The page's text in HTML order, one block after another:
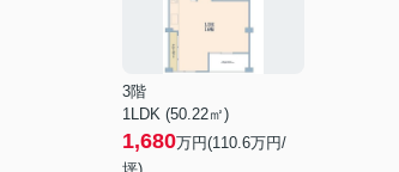
3階
1LDK (50.22㎡)
1,680万円(110.6万円/